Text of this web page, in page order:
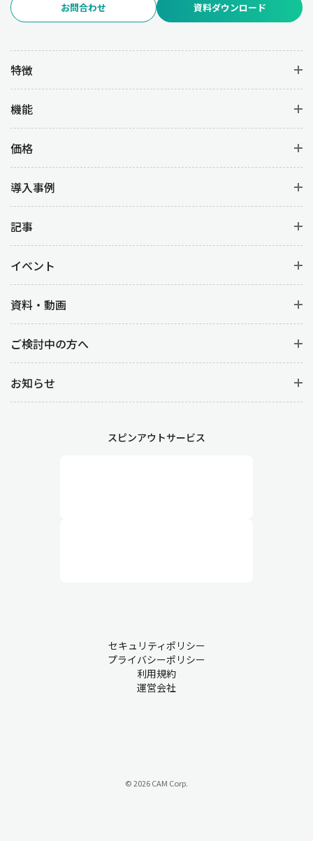
お問合わせ 資料ダウンロード
特徴
機能
価格
導入事例
記事
イベント
資料・動画
ご検討中の方へ
お知らせ
スピンアウトサービス
セキュリティポリシー
プライバシーポリシー
利用規約
運営会社
© 2026 CAM Corp.